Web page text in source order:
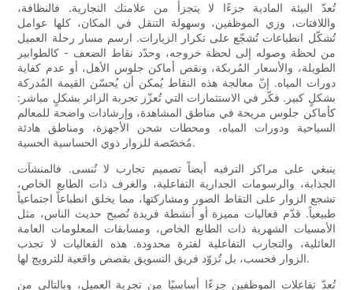
تُعدّ البيئة المادية جزءًا لا يتجزأ من علامتك التجارية. فالنظافة،
واللافتات، وزي الموظفين، وسهولة التنقل في المكان، كلها عوامل
تُشكّل انطباعات تُشجّع على تكرار الزيارات. ارسم مسار رحلة العميل
من لحظة وصوله إلى لحظة خروجه، وحدّد نقاط الضعف - كالطوابير
الطويلة، والأسعار المُربكة، ونقص أماكن جلوس الأهل، أو عدم كفاية
دورات المياه. إنّ معالجة هذه النقاط يُمكن أن يُحسّن القيمة المُدركة
بشكلٍ كبير. فكّر في الاستثمارات التي تُعزّز تجربة الزائر بشكلٍ مباشر:
كأماكن جلوس مريحة في مناطق المشاهدة، وإرشادات واضحة للمعالم
السياحية ودورات المياه، ومحطات شحن الأجهزة، ومناطق هادئة
مُخصّصة للزوار ذوي الحساسية الحسية.
ينبغي على مراكز الترفيه أيضاً تصميم تجارب لا تُنسى. فالمنشآت
الجذابة، والرسومات الجدارية التفاعلية، والغرف ذات الطابع الخاص،
تشجع الزوار على التقاط الصور ومشاركتها، مما يخلق انطباعاً اجتماعياً
طبيعياً. قدّم فعاليات مميزة أو أنشطة فريدة تُصبح حديث الناس، مثل
الأمسيات الشهرية ذات الطابع الخاص، ومسابقات المعلومات العامة
العائلية، والتجارب التفاعلية لفترة محدودة. هذه الفعاليات لا تجذب
الزوار فحسب، بل تُزوّد ​​فريق التسويق بقصص واقعية للترويج لها.
تُعدّ تفاعلات الموظفين جزءًا أساسيًا من تجربة العميل، وبالتالي من